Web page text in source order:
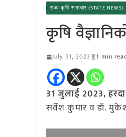
राज्य कृषि समाचार (STATE NEWS)
कृषि
July 31, 2023 1 min
31 जुलाई 2023,
सर्वेश कुमार व डॉ.